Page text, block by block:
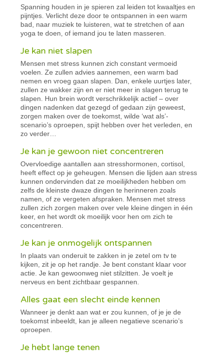
Spanning houden in je spieren zal leiden tot kwaaltjes en
pijntjes. Verlicht deze door te ontspannen in een warm
bad, naar muziek te luisteren, wat te stretchen of aan
yoga te doen, of iemand jou te laten masseren.
Je kan niet slapen
Mensen met stress kunnen zich constant vermoeid
voelen. Ze zullen advies aannemen, een warm bad
nemen en vroeg gaan slapen. Dan, enkele uurtjes later,
zullen ze wakker zijn en er niet meer in slagen terug te
slapen. Hun brein wordt verschrikkelijk actief – over
dingen nadenken dat gezegd of gedaan zijn geweest,
zorgen maken over de toekomst, wilde ‘wat als’-
scenario’s oproepen, spijt hebben over het verleden, en
zo verder…
Je kan je gewoon niet concentreren
Overvloedige aantallen aan stresshormonen, cortisol,
heeft effect op je geheugen. Mensen die lijden aan stress
kunnen ondervinden dat ze moeilijkheden hebben om
zelfs de kleinste dwaze dingen te herinneren zoals
namen, of ze vergeten afspraken. Mensen met stress
zullen zich zorgen maken over vele kleine dingen in één
keer, en het wordt ok moeilijk voor hen om zich te
concentreren.
Je kan je onmogelijk ontspannen
In plaats van onderuit te zakken in je zetel om tv te
kijken, zit je op het randje. Je bent constant klaar voor
actie. Je kan gewoonweg niet stilzitten. Je voelt je
nerveus en bent zichtbaar gespannen.
Alles gaat een slecht einde kennen
Wanneer je denkt aan wat er zou kunnen, of je je de
toekomst inbeeldt, kan je alleen negatieve scenario’s
oproepen.
Je hebt lange tenen